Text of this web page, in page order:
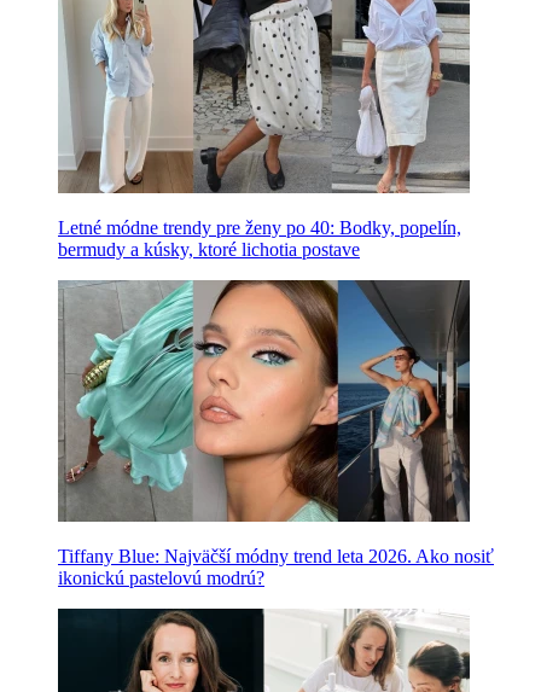
Letné módne trendy pre ženy po 40: Bodky, popelín,
bermudy a kúsky, ktoré lichotia postave
Tiffany Blue: Najväčší módny trend leta 2026. Ako nosiť
ikonickú pastelovú modrú?